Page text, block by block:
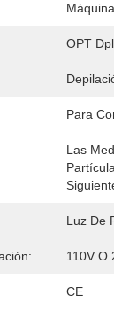
OPT
Para
Las
Luz De
110V O
CE